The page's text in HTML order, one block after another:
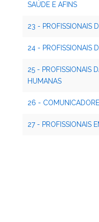
SAÚDE E AFINS
23 - PROFISSIONAIS
24 - PROFISSIONAIS
25 - PROFISSIONAIS
HUMANAS
26 -
27 - PROFISSIONAIS